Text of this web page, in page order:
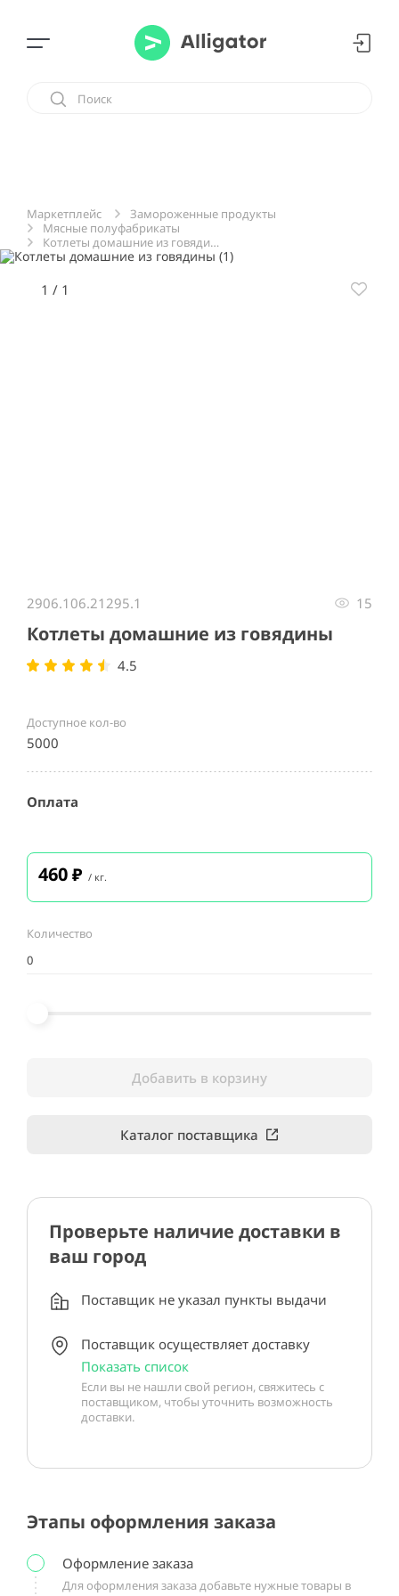
Маркетплейс
Замороженные продукты
Мясные полуфабрикаты
Котлеты домашние из говядины
1 / 1
2906.106.21295.1 15
Котлеты домашние из говядины
4.5
Доступное кол-во
5000
Оплата
460₽ / кг.
Количество
Добавить в корзину
Каталог поставщика
Проверьте наличие доставки в
ваш город
Поставщик не указал пункты выдачи
Поставщик осуществляет доставку
Показать список
Если вы не нашли свой регион, свяжитесь с
поставщиком, чтобы уточнить возможность
доставки.
Этапы оформления заказа
Оформление заказа
Для оформления заказа добавьте нужные товары в